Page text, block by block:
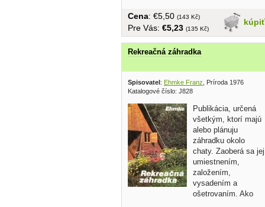
kúpiť
Cena: €5,50 (143 Kč)
Pre Vás: €5,23 (135 Kč)
Rekreačná záhradka
Spisovatel: Ehmke Franz , Príroda 1976
Katalogové číslo: J828
Publikácia, určená
všetkým, ktorí majú
alebo plánuju
záhradku okolo
chaty. Zaoberá sa jej
umiestnením,
založením,
vysadením a
ošetrovaním. Ako